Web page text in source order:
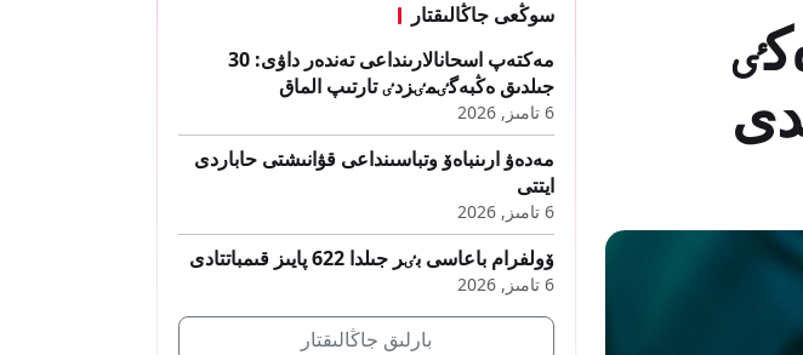
سوڭعى جاڭالىقتار
مەكتەپ اسحانالارىنداعى تەندەر داۋى: 30
جىلدىق ەڭبەگٸمٸزدٸ تارتىپ الماق
6 تامىز, 2026
مەدەۋ ارىنباەۆ وتباسىنداعى قۋانىشتى حاباردى
ايتتى
6 تامىز, 2026
ۆولفرام باعاسى بٸر جىلدا 622 پايىز قىمباتتادى
6 تامىز, 2026
بارلىق جاڭالىقتار